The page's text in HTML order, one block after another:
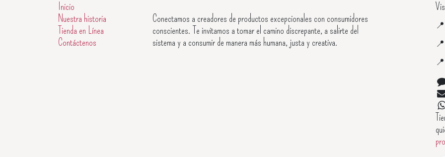
Inicio
Nuestra historia
Tienda en Línea
Contáctenos
Conectamos a creadores de productos excepcionales con consumidores
conscientes. Te invitamos a tomar el camino discrepante, a salirte del
sistema y a consumir de manera más humana, justa y creativa.
📍
📍
📍